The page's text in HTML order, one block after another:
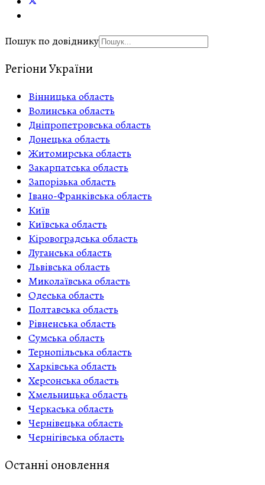
Пошук по довіднику
Регіони України
Вінницька область
Волинська область
Дніпропетровська область
Донецька область
Житомирська область
Закарпатська область
Запорізька область
Івано-Франківська область
Київ
Київська область
Кіровоградська область
Луганська область
Львівська область
Миколаївська область
Одеська область
Полтавська область
Рівненська область
Сумська область
Тернопільська область
Харківська область
Херсонська область
Хмельницька область
Черкаська область
Чернівецька область
Чернігівська область
Останні оновлення